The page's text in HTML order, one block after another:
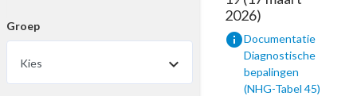
Groep
Kies
2026)
infoDocumentatie
Diagnostische
bepalingen
(NHG-Tabel 45)